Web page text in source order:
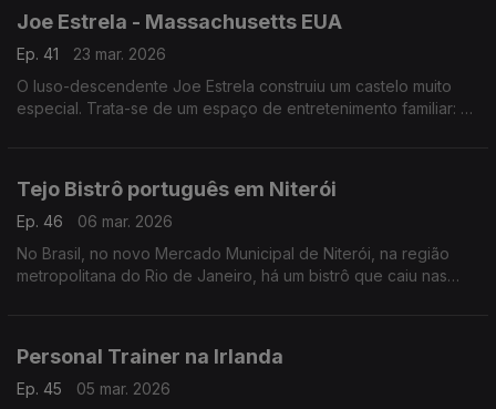
Joe Estrela - Massachusetts EUA
Ep. 41
23 mar. 2026
O luso-descendente Joe Estrela construiu um castelo muito
especial. Trata-se de um espaço de entretenimento familiar: o
Tejo Bistrô português em Niterói
Ep. 46
06 mar. 2026
No Brasil, no novo Mercado Municipal de Niterói, na região
metropolitana do Rio de Janeiro, há um bistrô que caiu nas
Personal Trainer na Irlanda
Ep. 45
05 mar. 2026